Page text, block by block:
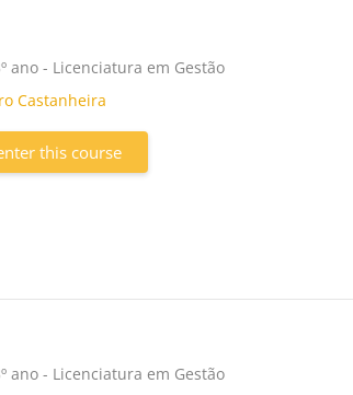
ano - Licenciatura em Gestão
Castanheira
this course
ano - Licenciatura em Gestão